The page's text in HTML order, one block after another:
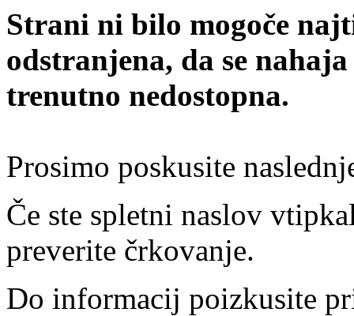
Strani ni bilo mogoče
odstranjena, da se
trenutno nedostopna.
Prosimo poskusite
Če ste spletni naslov
preverite črkovanje.
Do informacij poizkusite